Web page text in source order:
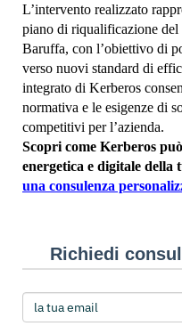
L’intervento realizzato
piano di riqualificazione
Baruffa, con l’obiettivo di
verso nuovi standard di
integrato di Kerberos
normativa e le esigenze di
competitivi per l’azienda.
Scopri come Kerberos
energetica e digitale della
una consulenza
Richiedi